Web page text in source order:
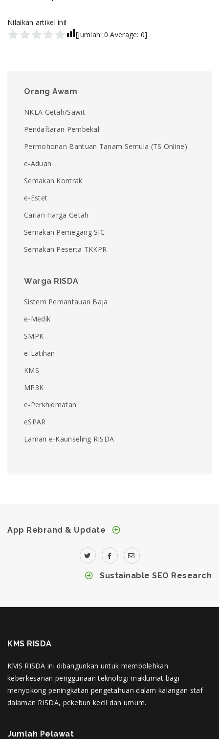
Nilaikan artikel ini!
[Jumlah: 0 Average:0]
Orang Awam
NKEA Getah/Sawit
Pendaftaran Pembekal
Permohonan Bantuan Tanam Semula (TS Online)
e-Aduan
Semakan Kontrak
e-Estet
Carian Harga Getah
Semakan Pemegang SIC
Semakan Peserta TKKPR
Warga RISDA
Sistem Pemantauan Baja
e-Medik
SMPK
e-Latihan
KMS
MP3K
e-Perkhidmatan
eSPAR
Laman e-Kaunseling RISDA
App Rebrand & Update
Sustainable SEO Research
KMS RISDA
KMS RISDA ini dibangunkan untuk membolehkan
keberkesanan penggunaan teknologi maklumat bagi
menyokong peningkatan pengetahuan dalam kalangan staf
dalaman RISDA, pekebun kecil dan umum.
Jumlah Pelawat